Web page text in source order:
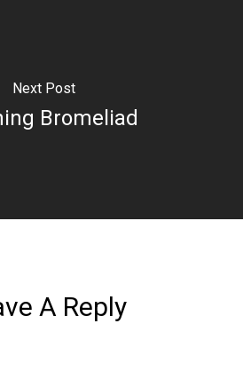
Next Post
Bromeliad
A Reply